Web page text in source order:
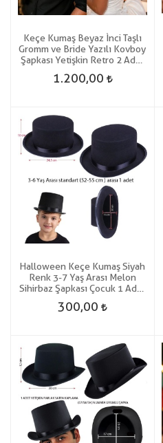
Keçe Kumaş Beyaz İnci Taşlı
Gromm ve Bride Yazılı Kovboy
Şapkası Yetişkin Retro 2 Adet
Gelin Damat
1.200,00
Halloween Keçe Kumaş Siyah
Renk 3-7 Yaş Arası Melon
Sihirbaz Şapkası Çocuk 1 Adet
300,00